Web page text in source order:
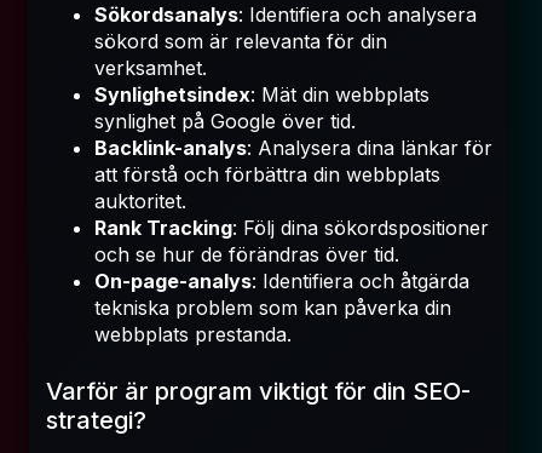
Sökordsanalys: Identifiera och analysera
sökord som är relevanta för din
verksamhet.
Synlighetsindex: Mät din webbplats
synlighet på Google över tid.
Backlink-analys: Analysera dina länkar för
att förstå och förbättra din webbplats
auktoritet.
Rank Tracking: Följ dina sökordspositioner
och se hur de förändras över tid.
On-page-analys: Identifiera och åtgärda
tekniska problem som kan påverka din
webbplats prestanda.
Varför är program viktigt för din SEO-
strategi?